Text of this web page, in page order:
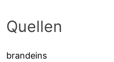
Quellen
brandeins